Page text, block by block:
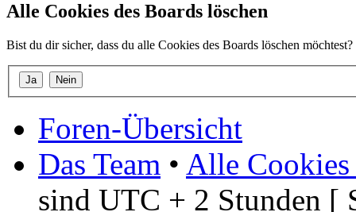
Alle Cookies des Boards löschen
Bist du dir sicher, dass du alle Cookies des Boards löschen möchtest?
Foren-Übersicht
Das Team • Alle Cookies
sind UTC + 2 Stunden [